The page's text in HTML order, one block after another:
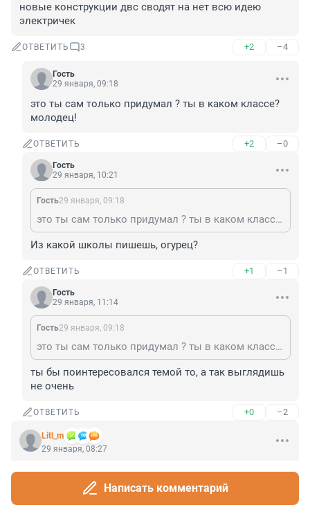
новые конструкции двс сводят на нет всю идею
электричек
ОТВЕТИТЬ 3 +2 –4
Гость
29 января, 09:18
это ты сам только придумал ? ты в каком классе?
молодец!
ОТВЕТИТЬ +2 –0
Гость
29 января, 10:21
Гость29 января, 09:18
это ты сам только придумал ? ты в каком классе? молодец!
Из какой школы пишешь, огурец?
ОТВЕТИТЬ +1 –1
Гость
29 января, 11:14
Гость29 января, 09:18
это ты сам только придумал ? ты в каком классе? молодец!
ты бы поинтересовался темой то, а так выглядишь
не очень
ОТВЕТИТЬ +0 –2
Litl_m
29 января, 08:27
4 Написать комментарий